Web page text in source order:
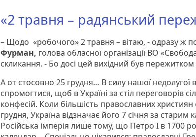
«2 травня – радянський
– Щодо «робочого» 2 травня – вітаю, - одразу ж
Фурман, голова обласної організації ВО
скликання. - Бо досі цей вихідний був
А от стосовно 25 грудня… В силу нашої недолугої
спромогтися, щоб в Україні за стіл переговорів
конфесій. Коли більшість православних
грудня, Україна відзначає його 7 січня за
Російська імперія лише тому, що Петро І в 1700